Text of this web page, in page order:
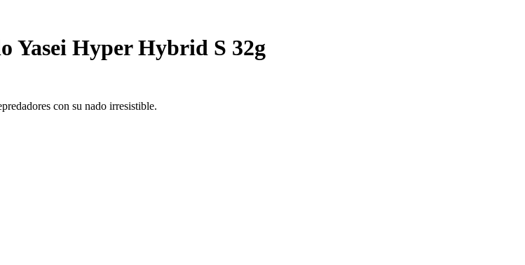
Yasei Hyper Hybrid S 32g
con su nado irresistible.